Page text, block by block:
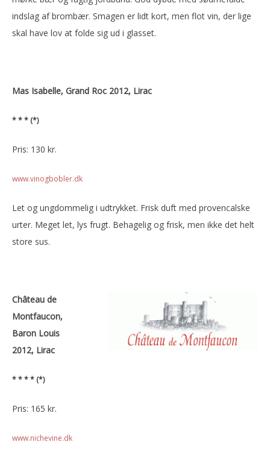
indslag af brombær. Smagen er lidt kort, men flot vin, der lige
skal have lov at folde sig ud i glasset.
Mas Isabelle, Grand Roc 2012, Lirac
* * * (*)
Pris: 130 kr.
www.vinogbobler.dk
Let og ungdommelig i udtrykket. Frisk duft med provencalske
urter. Meget let, lys frugt. Behagelig og frisk, men ikke det helt
store sus.
Château de
Montfaucon,
Baron Louis
2012, Lirac
* * * * (*)
Pris: 165 kr.
www.nichevine.dk